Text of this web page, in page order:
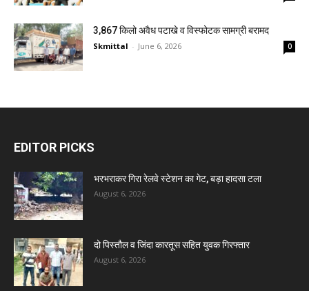
3,867 किलो अवैध पटाखे व विस्फोटक सामग्री बरामद
Skmittal - June 6, 2026 0
EDITOR PICKS
भरभराकर गिरा रेलवे स्टेशन का गेट, बड़ा हादसा टला
August 6, 2026
दो पिस्तौल व जिंदा कारतूस सहित युवक गिरफ्तार
August 6, 2026